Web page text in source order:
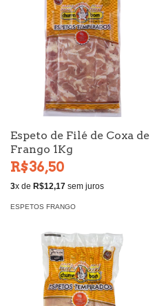
Espeto de Filé de Coxa de
Frango 1Kg
R$36,50
3x de R$12,17 sem juros
ESPETOS FRANGO